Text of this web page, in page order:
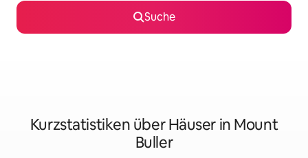
Suche
Kurzstatistiken über Häuser in Mount
Buller